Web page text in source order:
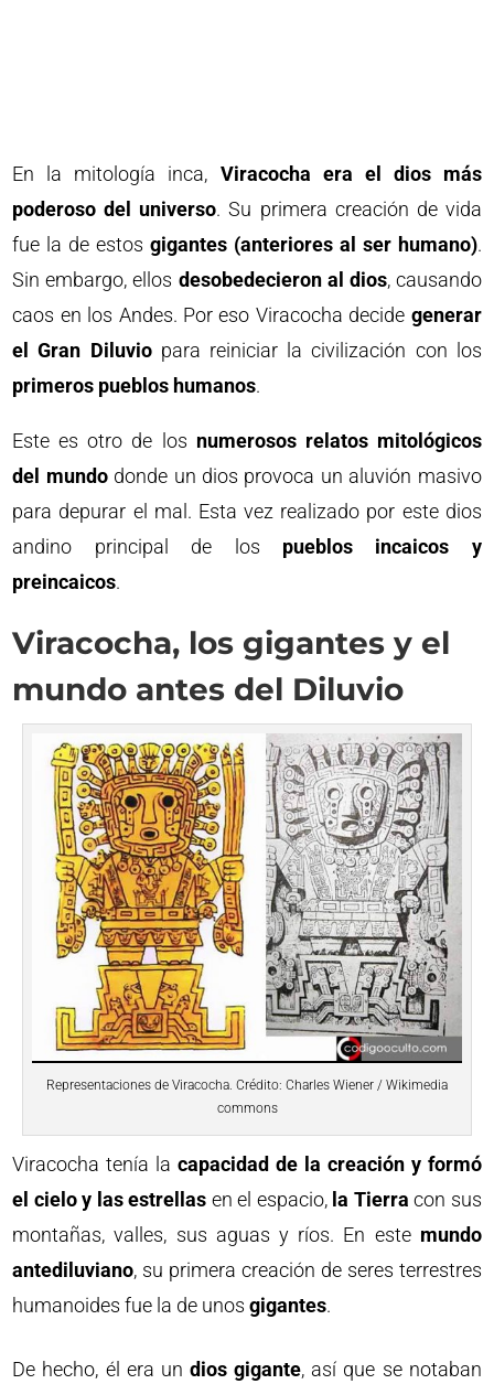
En la mitología inca, Viracocha era el dios más
poderoso del universo. Su primera creación de vida
fue la de estos gigantes (anteriores al ser humano).
Sin embargo, ellos desobedecieron al dios, causando
caos en los Andes. Por eso Viracocha decide generar
el Gran Diluviopara reiniciar la civilización con los
primeros pueblos humanos.
Este es otro de los numerosos relatos mitológicos
del mundodonde un dios provoca un aluvión masivo
para depurar el mal. Esta vez realizado por este dios
andino principal de los pueblos incaicos y
preincaicos.
Viracocha, los gigantes y el
mundo antes del Diluvio
Representaciones de Viracocha. Crédito: Charles Wiener / Wikimedia
commons
Viracocha tenía lacapacidad de la creación y formó
el cielo y las estrellas en el espacio, la Tierra con sus
montañas, valles, sus aguas y ríos. En este mundo
antediluviano, su primera creación de seres terrestres
humanoides fue la de unosgigantes.
De hecho, él era un dios gigante, así que se notaban